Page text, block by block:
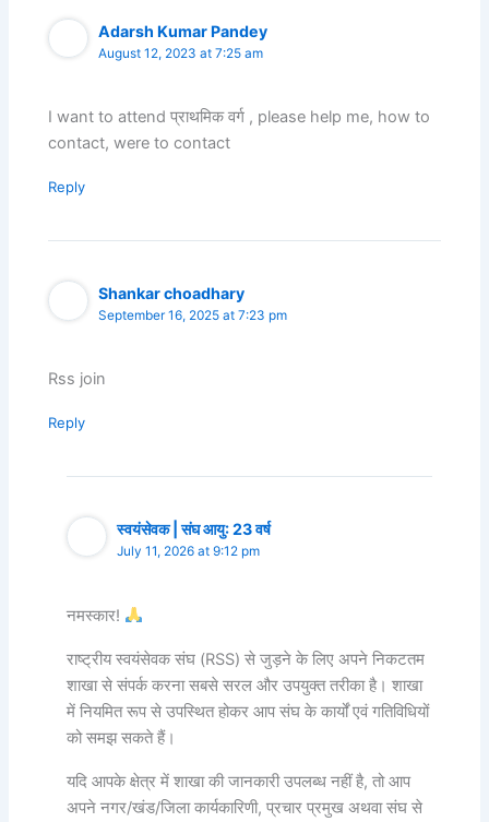
Adarsh Kumar Pandey
August 12, 2023 at 7:25 am
I want to attend प्राथमिक वर्ग , please help me, how to
contact, were to contact
Reply
Shankar choadhary
September 16, 2025 at 7:23 pm
Rss join
Reply
स्वयंसेवक | संघ आयु: 23 वर्ष
July 11, 2026 at 9:12 pm
नमस्कार!
राष्ट्रीय स्वयंसेवक संघ (RSS) से जुड़ने के लिए अपने निकटतम
शाखा से संपर्क करना सबसे सरल और उपयुक्त तरीका है। शाखा
में नियमित रूप से उपस्थित होकर आप संघ के कार्यों एवं गतिविधियों
को समझ सकते हैं।
यदि आपके क्षेत्र में शाखा की जानकारी उपलब्ध नहीं है, तो आप
अपने नगर/खंड/जिला कार्यकारिणी, प्रचार प्रमुख अथवा संघ से